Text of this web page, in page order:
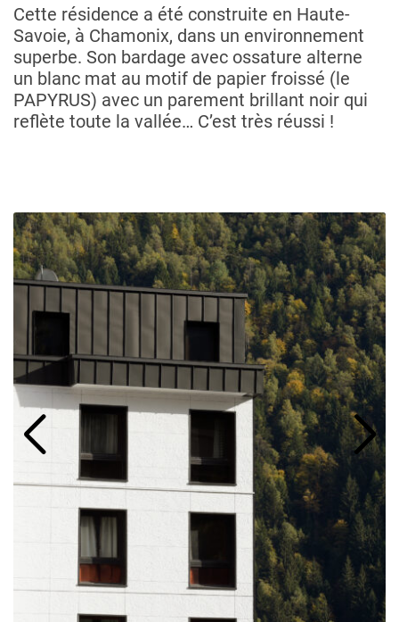
Cette résidence a été construite en Haute-
Savoie, à Chamonix, dans un environnement
superbe. Son bardage avec ossature alterne
un blanc mat au motif de papier froissé (le
PAPYRUS) avec un parement brillant noir qui
reflète toute la vallée… C’est très réussi !